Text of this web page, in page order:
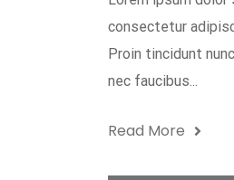
consectetur
Proin tincidunt
nec faucibus...
Read More